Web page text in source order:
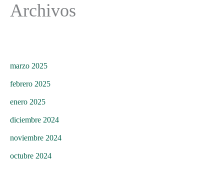
Archivos
marzo 2025
febrero 2025
enero 2025
diciembre 2024
noviembre 2024
octubre 2024